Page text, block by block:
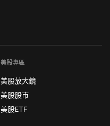
美股專區
美股放大鏡
美股股市
美股ETF